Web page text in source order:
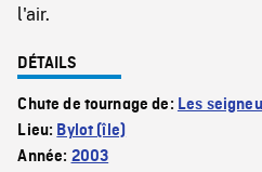
l'air.
DÉTAILS
Chute de tournage de: Les
Lieu: Bylot (île)
Année: 2003